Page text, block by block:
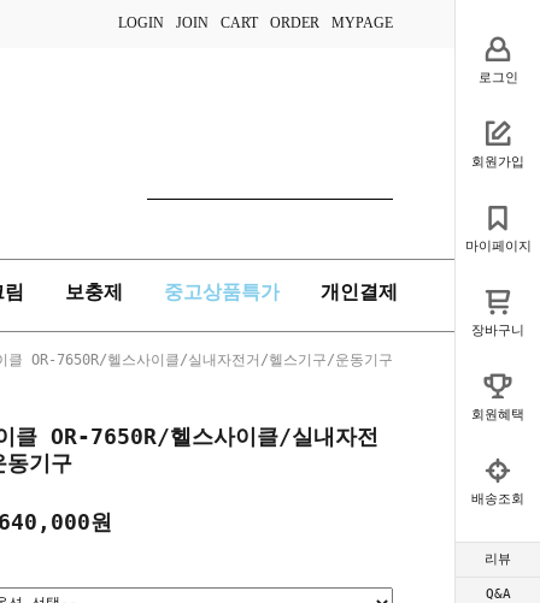
로그인
회원가입
마이페이지
장바구니
회원혜택
배송조회
리뷰
Q&A
LOGIN JOIN CART ORDER MYPAGE
보충제 중고상품특가 개인결제
OR-7650R/헬스사이클/실내자전거/헬스기구/운동기구
클 OR-7650R/헬스사이클/실내자전
기구
원